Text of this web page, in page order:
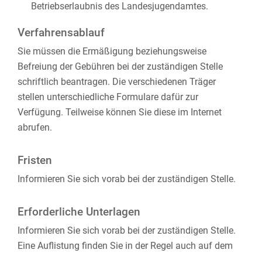
Betriebserlaubnis des Landesjugendamtes.
Verfahrensablauf
Sie müssen die Ermäßigung beziehungsweise
Befreiung der Gebühren bei der zuständigen Stelle
schriftlich beantragen. Die verschiedenen Träger
stellen unterschiedliche Formulare dafür zur
Verfügung. Teilweise können Sie diese im Internet
abrufen.
Fristen
Informieren Sie sich vorab bei der zuständigen Stelle.
Erforderliche Unterlagen
Informieren Sie sich vorab bei der zuständigen Stelle.
Eine Auflistung finden Sie in der Regel auch auf dem